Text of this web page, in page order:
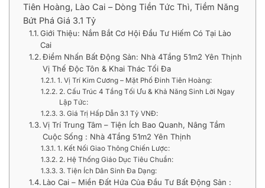
Tiên Hoàng, Lào Cai – Dòng Tiền Tức Thì, Tiềm Năng
Bứt Phá Giá 3.1 Tỷ
Giới Thiệu: Nắm Bắt Cơ Hội Đầu Tư Hiếm Có Tại Lào
Cai
Điểm Nhấn Bất Động Sản: Nhà 4Tầng 51m2 Yên Thịnh
Vị Thế Độc Tôn & Khai Thác Tối Đa
1. Vị Trí Kim Cương – Mặt Phố Đinh Tiên Hoàng:
2. Cấu Trúc 4 Tầng Tối Ưu & Khả Năng Sinh Lời Ngay
Lập Tức:
3. Giá Trị Hấp Dẫn 3.1 Tỷ VNĐ:
Vị Trí Trung Tâm – Tiện Ích Bao Quanh, Nâng Tầm
Cuộc Sống : Nhà 4Tầng 51m2 Yên Thịnh
1. Kết Nối Giao Thông Chiến Lược:
2. Hệ Thống Giáo Dục Tiêu Chuẩn:
3. Tiện Ích Dân Sinh Đa Dạng:
Lào Cai – Miền Đất Hứa Của Đầu Tư Bất Động Sản :